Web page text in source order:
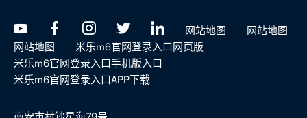
网站地图
网站地图
网站地图
米乐m6官网登录入口网页版
米乐m6官网登录入口手机版入口
米乐m6官网登录入口APP下载